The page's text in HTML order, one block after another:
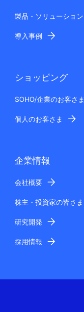
製品・ソリューション
導入事例
ショッピング
SOHO/企業のお客さま
個人のお客さま
企業情報
会社概要
株主・投資家の皆さま
研究開発
採用情報